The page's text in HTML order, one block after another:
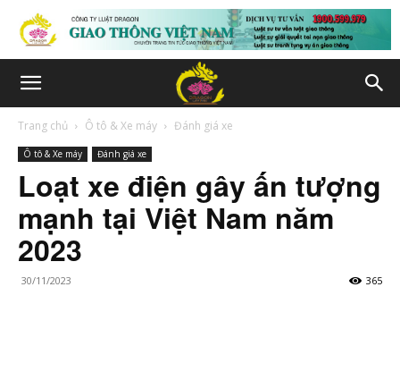
Trang chủ Ô tô & Xe máy Đánh giá xe
Ô tô & Xe máy Đánh giá xe
Loạt xe điện gây ấn tượng
mạnh tại Việt Nam năm
2023
30/11/2023 365